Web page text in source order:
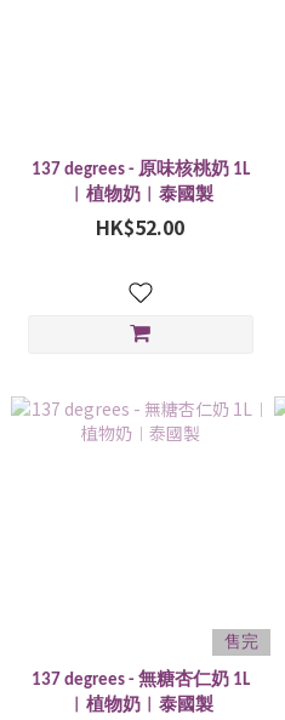
137 degrees - 原味核桃奶 1L
︱植物奶︱泰國製
HK$52.00
售完
137 degrees - 無糖杏仁奶 1L
︱植物奶︱泰國製